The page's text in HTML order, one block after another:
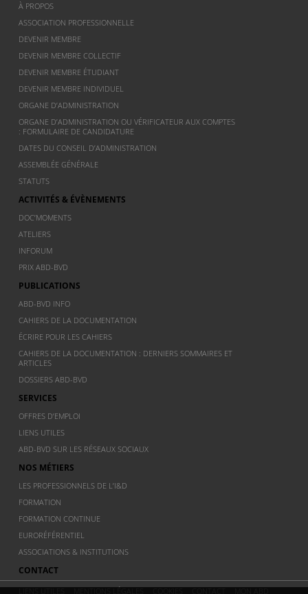
À PROPOS
ASSOCIATION PROFESSIONNELLE
DEVENIR MEMBRE
DEVENIR MEMBRE COLLECTIF
DEVENIR MEMBRE ÉTUDIANT
DEVENIR MEMBRE INDIVIDUEL
ORGANE D’ADMINISTRATION
ORGANE D’ADMINISTRATION OU VÉRIFICATEUR AUX COMPTES
: FORMULAIRE DE CANDIDATURE
DATES DU CONSEIL D’ADMINISTRATION
ASSEMBLÉE GÉNÉRALE
STATUTS
ACTIVITÉS & ÉVÈNEMENTS
DOC’MOMENTS
ATELIERS
INFORUM
PRIX ABD-BVD
PUBLICATIONS
ABD-BVD INFO
CAHIERS DE LA DOCUMENTATION
ÉCRIRE POUR LES CAHIERS
CAHIERS DE LA DOCUMENTATION : DERNIERS SOMMAIRES ET
ARTICLES
DOSSIERS ABD-BVD
SERVICES
OFFRES D’EMPLOI
LIENS UTILES
ABD-BVD SUR LES RÉSEAUX SOCIAUX
NOS MÉTIERS
LES PROFESSIONNELS DE L’I&D
FORMATION
FORMATION CONTINUE
EURORÉFÉRENTIEL
ASSOCIATIONS & INSTITUTIONS
CONTACT